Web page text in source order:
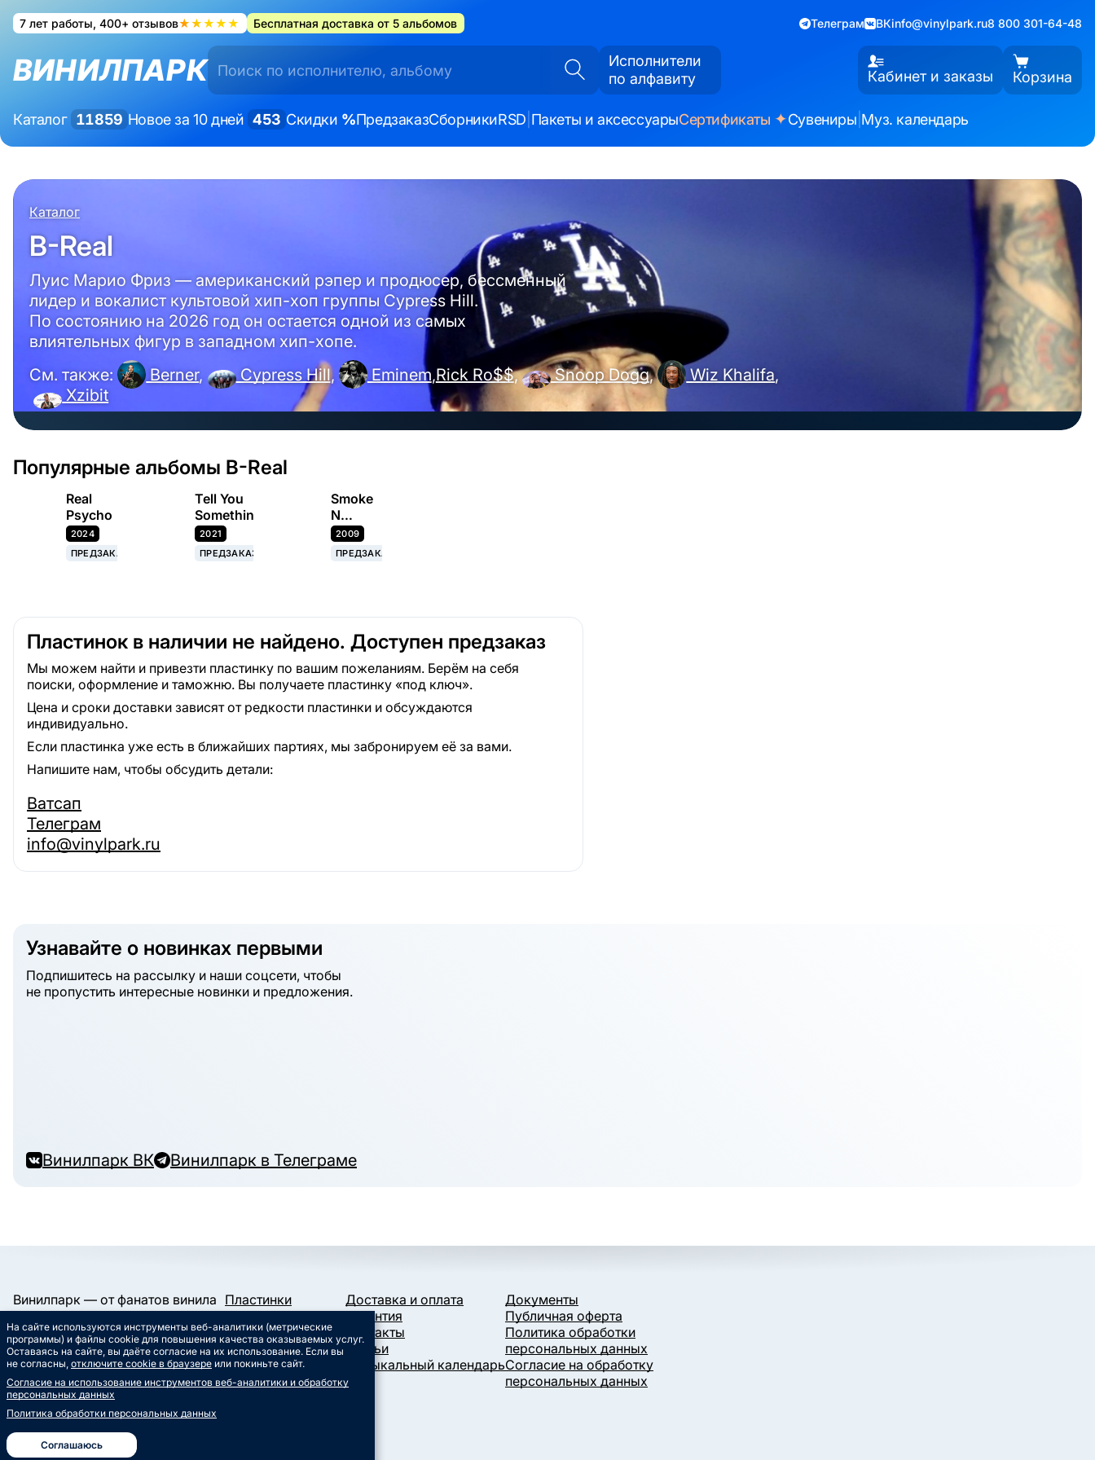
7 лет работы, 400+ отзывов★★★★★ Бесплатная доставка от 5 альбомов Телеграм ВКinfo@vinylpark.ru8 800 301-64-48
ВИНИЛПАРК
Исполнители
по алфавиту
Кабинет и заказы Корзина
Каталог 11859 Новое за 10 дней 453 Скидки %ПредзаказСборникиRSD Пакеты и аксессуарыСертификаты ✦Сувениры Муз. календарь
Каталог
B-Real
Луис Марио Фриз — американский рэпер и продюсер, бессменный
лидер и вокалист культовой хип-хоп группы Cypress Hill.
По состоянию на 2026 год он остается одной из самых
влиятельных фигур в западном хип-хопе.
См. также:
Berner, Cypress Hill, Eminem,Rick Ro$$, Snoop Dogg, Wiz Khalifa,
Xzibit
Популярные альбомы B-Real
Real
Psycho
2024
ПРЕДЗАКАЗ
Tell You
Somethin
2021
ПРЕДЗАКАЗ
Smoke
N
Mirrors
2009
ПРЕДЗАКАЗ
Пластинок в наличии не найдено. Доступен предзаказ
Мы можем найти и привезти пластинку по вашим пожеланиям. Берём на себя
поиски, оформление и таможню. Вы получаете пластинку «под ключ».
Цена и сроки доставки зависят от редкости пластинки и обсуждаются
индивидуально.
Если пластинка уже есть в ближайших партиях, мы забронируем её за вами.
Напишите нам, чтобы обсудить детали:
Ватсап
Телеграм
info@vinylpark.ru
Узнавайте о новинках первыми
Подпишитесь на рассылку и наши соцсети, чтобы
не пропустить интересные новинки и предложения.
Винилпарк ВК Винилпарк в Телеграме
Винилпарк — от фанатов винила
и для фанатов винила.
Работаем с 2019 года.
info@vinylpark.ru
8 800 301-64-48
Звонок бесплатный
ВК Телеграм
Пластинки
Конверты и пакеты
Слипматы
Сертификаты
Сувениры
Доставка и оплата
Гарантия
Контакты
Статьи
Музыкальный календарь
Документы
Публичная оферта
Политика обработки
персональных данных
Согласие на обработку
персональных данных
На сайте используются инструменты веб-аналитики (метрические
программы) и файлы cookie для повышения качества оказываемых услуг.
Оставаясь на сайте, вы даёте согласие на их использование. Если вы
не согласны, отключите cookie в браузере или покиньте сайт.
Согласие на использование инструментов веб-аналитики и обработку
персональных данных
Политика обработки персональных данных
Соглашаюсь